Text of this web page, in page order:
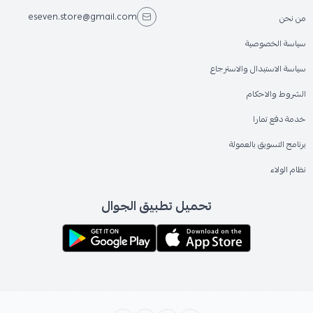
من نحن
سياسة الخصوصية
سياسة الاستبدال والاسترجاع
الشروط والاحكام
خدمة دفع تمارا
برنامج التسويق بالعمولة
نظام الولاء
eseven.store@gmail.com
تحميل تطبيق الجوال